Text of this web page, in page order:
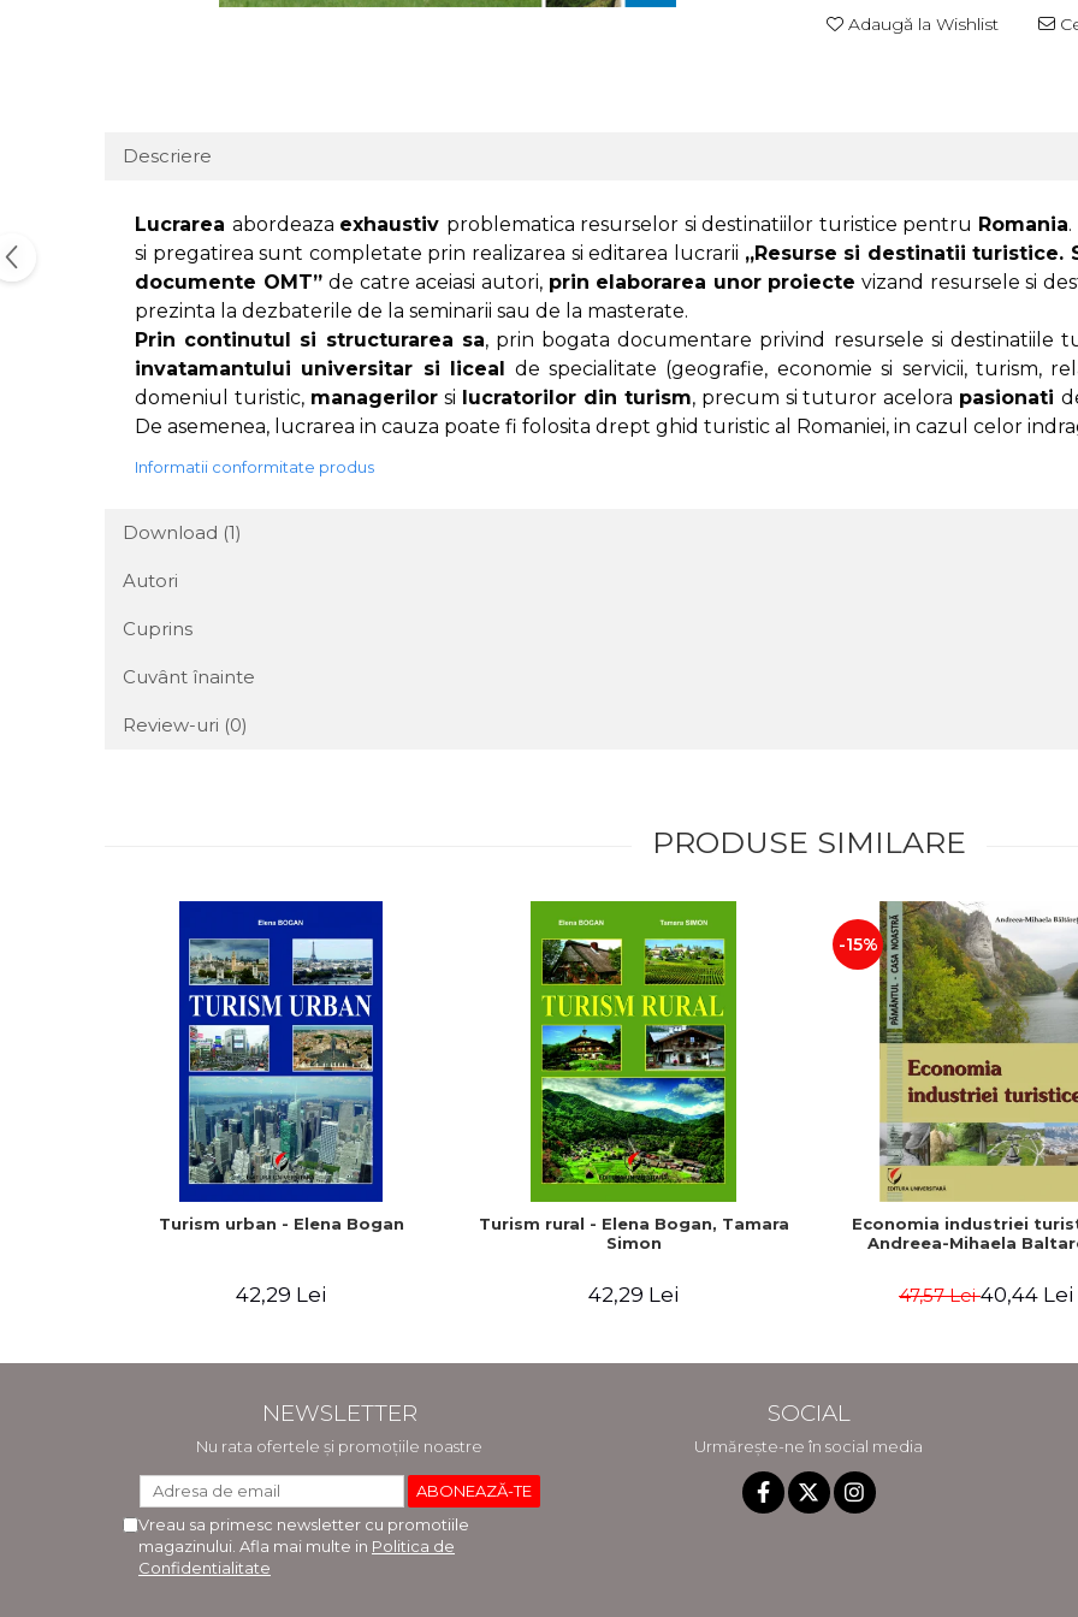
Adaugă la Wishlist
Descriere
Lucrarea abordeaza exhaustiv problematica resurselor si destinatiilor turistice pentru Romania
si pregatirea sunt completate prin realizarea si editarea lucrarii „Resurse si destinatii
documente OMT”de catre aceiasi autori, prin elaborarea unor proiecte vizand resursele si
prezinta la dezbaterile de la seminarii sau de la masterate.
Prin continutul si structurarea sa, prin bogata documentare privind resursele si destinatiile
invatamantului universitar si liceal de specialitate (geografie, economie si servicii, turism,
domeniul turistic, managerilorsi lucratorilor din turism, precum si tuturor acelora pasionati
De asemenea, lucrarea in cauza poate fi folosita drept ghid turistic al Romaniei, in cazul celor
Informatii conformitate produs
Download (1)
Autori
Cuprins
Cuvânt înainte
Review-uri (0)
PRODUSE SIMILARE
Turism urban - Elena Bogan
42,29 Lei
Turism rural - Elena Bogan, Tamara
Simon
42,29 Lei
-15%
Economia industriei
Andreea-Mihaela
47,57 Lei40,44 Lei
NEWSLETTER
Nu rata ofertele și promoțiile noastre
Vreau sa primesc newsletter cu promotiile
magazinului. Afla mai multe in Politica de
Confidentialitate
SOCIAL
Urmărește-ne în social media